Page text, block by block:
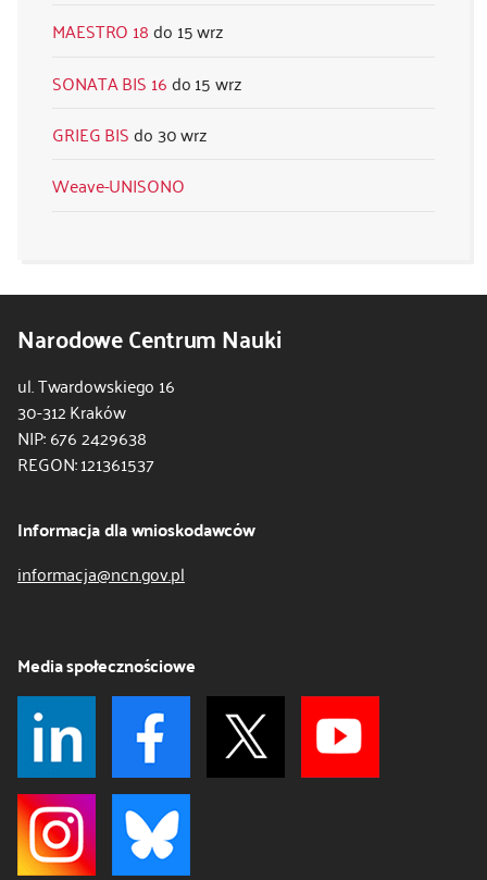
MAESTRO 18
15 wrz
SONATA BIS 16
15 wrz
GRIEG BIS
30 wrz
Weave-UNISONO
Narodowe Centrum Nauki
ul. Twardowskiego 16
30-312 Kraków
NIP: 676 2429638
REGON: 121361537
Informacja dla wnioskodawców
informacja@ncn.gov.pl
Media społecznościowe